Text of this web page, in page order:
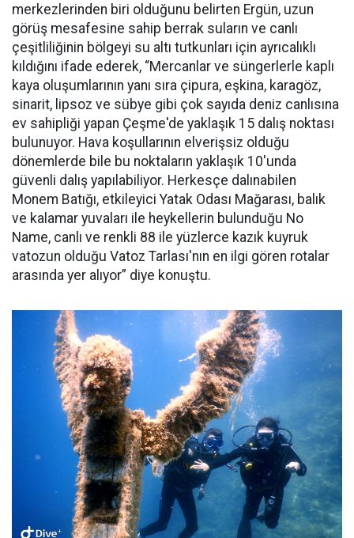
merkezlerinden biri olduğunu belirten Ergün, uzun
görüş mesafesine sahip berrak suların ve canlı
çeşitliliğinin bölgeyi su altı tutkunları için ayrıcalıklı
kıldığını ifade ederek, “Mercanlar ve süngerlerle kaplı
kaya oluşumlarının yanı sıra çipura, eşkina, karagöz,
sinarit, lipsoz ve sübye gibi çok sayıda deniz canlısına
ev sahipliği yapan Çeşme'de yaklaşık 15 dalış noktası
bulunuyor. Hava koşullarının elverişsiz olduğu
dönemlerde bile bu noktaların yaklaşık 10'unda
güvenli dalış yapılabiliyor. Herkesçe dalınabilen
Monem Batığı, etkileyici Yatak Odası Mağarası, balık
ve kalamar yuvaları ile heykellerin bulunduğu No
Name, canlı ve renkli 88 ile yüzlerce kazık kuyruk
vatozun olduğu Vatoz Tarlası'nın en ilgi gören rotalar
arasında yer alıyor” diye konuştu.